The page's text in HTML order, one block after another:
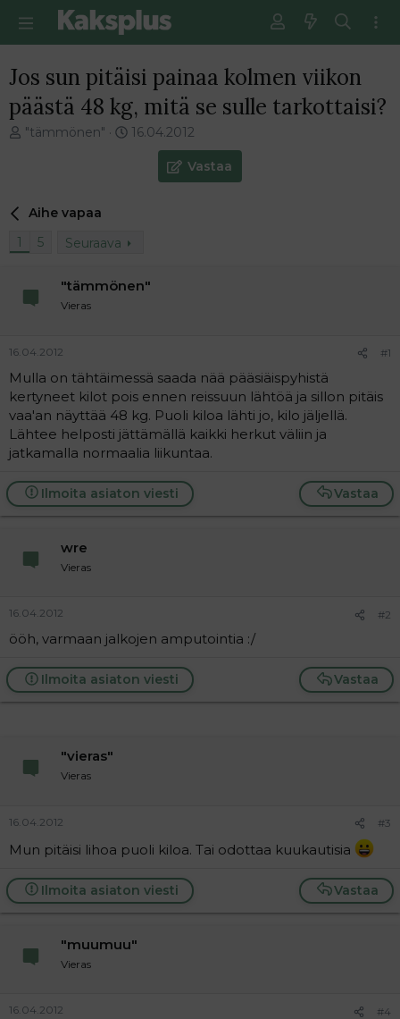
Jos sun pitäisi painaa kolmen viikon
päästä 48 kg, mitä se sulle tarkottaisi?
V
e
u
l
i
t
t
a
j
"tämmönen"
E
e
t
i
16.04.2012
Vastaa
Aihe vapaa
1
5 Seuraava
"tämmönen"
Vieras
16.04.2012 #1
Mulla on tähtäimessä saada nää pääsiäispyhistä
kertyneet kilot pois ennen reissuun lähtöä ja sillon pitäis
vaa'an näyttää 48 kg. Puoli kiloa lähti jo, kilo jäljellä.
Lähtee helposti jättämällä kaikki herkut väliin ja
jatkamalla normaalia liikuntaa.
Vastaa
Ilmoita asiaton viesti
wre
Vieras
16.04.2012 #2
ööh, varmaan jalkojen amputointia :/
Vastaa
Ilmoita asiaton viesti
"vieras"
Vieras
16.04.2012 #3
Mun pitäisi lihoa puoli kiloa. Tai odottaa kuukautisia
Vastaa
Ilmoita asiaton viesti
"muumuu"
Vieras
16.04.2012 #4